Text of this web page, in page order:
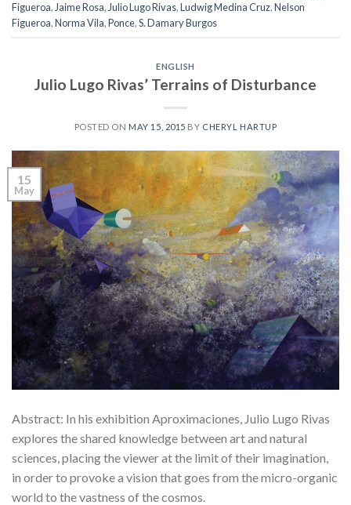
Figueroa,Jaime Rosa,Julio Lugo Rivas,Ludwig Medina Cruz,Nelson
Figueroa,Norma Vila,Ponce,S. Damary Burgos
ENGLISH
Julio Lugo Rivas’ Terrains of Disturbance
POSTED ON MAY 15, 2015 BY CHERYL HARTUP
15
May
Abstract: In his exhibition Aproximaciones, Julio Lugo Rivas
explores the shared knowledge between art and natural
sciences, placing the viewer at the limit of their imagination,
in order to provoke a vision that goes from the micro-organic
world to the vastness of the cosmos.